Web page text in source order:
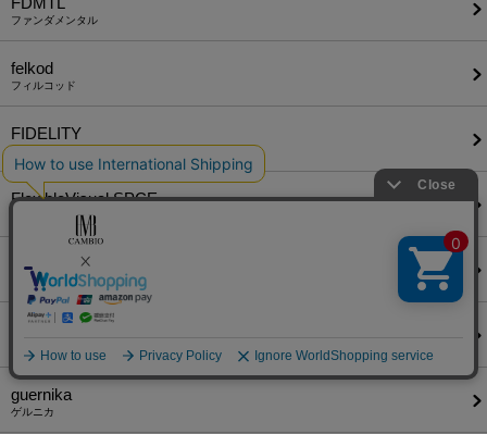
ファンダメンタル
felkod
フィルコッド
FIDELITY
フィデリティ
FlexibleVisual SPCE
フレキシブル ヴィジュアル スペース
glamb
グラム
GLIMCLAP
guernika
ゲルニカ